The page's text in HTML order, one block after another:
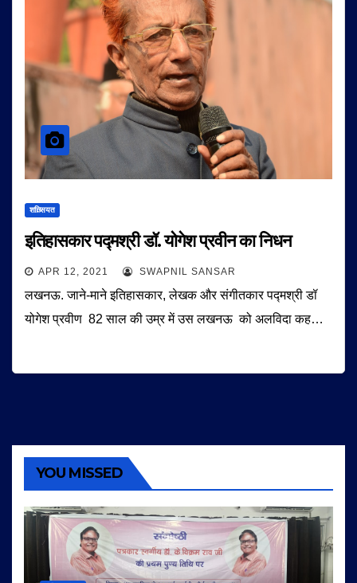
शख़्सियत
इतिहासकार पद्मश्री डॉ. योगेश प्रवीन का निधन
APR 12, 2021 SWAPNIL SANSAR
लखनऊ. जाने-माने इतिहासकार, लेखक और संगीतकार पद्मश्री डॉ
योगेश प्रवीण 82 साल की उम्र में उस लखनऊ को अलविदा कह…
YOU MISSED